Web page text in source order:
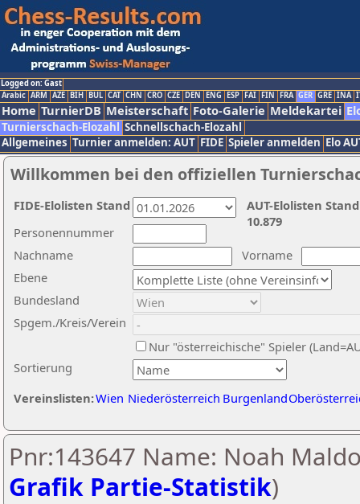
Logged on: Gast
Arabic ARM AZE BIH BUL CAT CHN CRO CZE DEN ENG ESP FAI FIN FRA GER GRE INA
Home TurnierDB Meisterschaft Foto-Galerie Meldekartei
Turnierschach-Elozahl Schnellschach-Elozahl
Allgemeines Turnier anmelden: AUT FIDE Spieler anmelden Elo
Willkommen bei den offiziellen
Nachname
Vorname
Ebene
Sortierung
Personennummer
Bundesland
Spgem./Kreis/Verein
Nur "österreichische" Spieler
Vereinslisten:Wien Niederösterreich Burgenland
AUT-Elolisten
10.879
FIDE-Elolisten Stand
Pnr:143647 Name: Noah
Grafik Partie-Statistik)